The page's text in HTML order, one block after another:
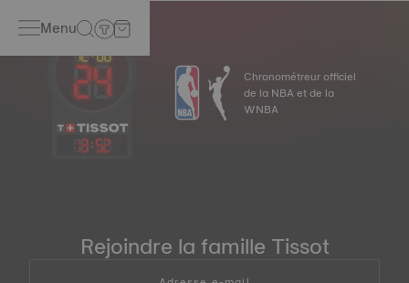
Menu
13:52
Chronométreur officiel
de la NBA et de la
WNBA
Rejoindre la famille Tissot